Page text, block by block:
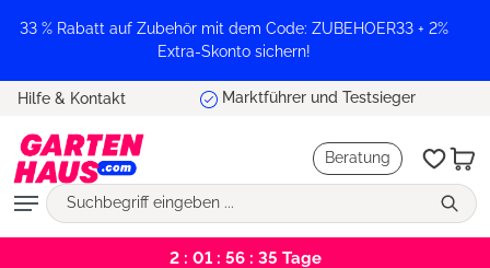
springen
33 % Rabatt auf Zubehör mit dem Code: ZUBEHOER33 + 2%
Extra-Skonto sichern!
Hilfe & Kontakt Marktführer und Testsieger
Beratung
2 : 01 : 56 : 34 Tage